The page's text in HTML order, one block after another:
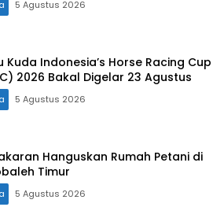
5 Agustus 2026
Kuda Indonesia’s Horse Racing Cup
2026 Bakal Digelar 23 Agustus
5 Agustus 2026
Hanguskan Rumah Petani di
Timur
5 Agustus 2026